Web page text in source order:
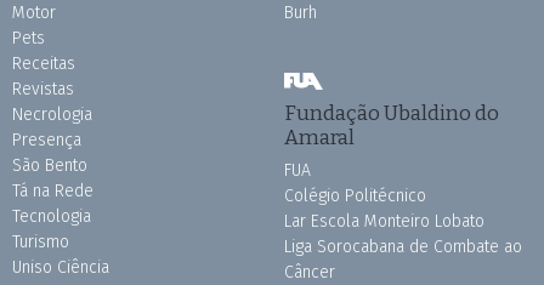
Motor
Pets
Receitas
Revistas
Necrologia
Presença
São Bento
Tá na Rede
Tecnologia
Turismo
Uniso Ciência
Burh
Fundação Ubaldino do
Amaral
FUA
Colégio Politécnico
Lar Escola Monteiro Lobato
Liga Sorocabana de Combate ao
Câncer